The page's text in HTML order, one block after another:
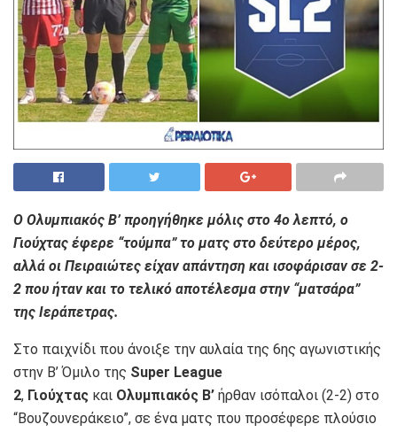
O Ολυμπιακός Β’ προηγήθηκε μόλις στο 4ο λεπτό, ο
Γιούχτας έφερε “τούμπα” το ματς στο δεύτερο μέρος,
αλλά οι Πειραιώτες είχαν απάντηση και ισοφάρισαν σε 2-
2 που ήταν και το τελικό αποτέλεσμα στην “ματσάρα”
της Ιεράπετρας.
Στο παιχνίδι που άνοιξε την αυλαία της 6ης αγωνιστικής
στην Β’ Όμιλο της Super League
2, Γιούχτας και Ολυμπιακός Β’ ήρθαν ισόπαλοι (2-2) στο
“Βουζουνεράκειο”, σε ένα ματς που προσέφερε πλούσιο